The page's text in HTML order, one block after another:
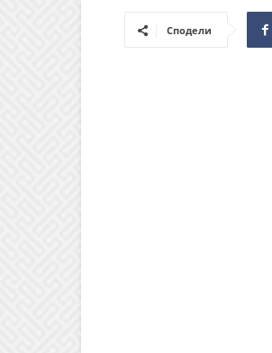
Сподели